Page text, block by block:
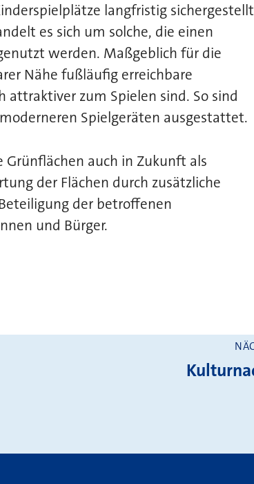
langfristig sichergestellt
es sich um solche, die einen
werden. Maßgeblich für die
Nähe fußläufig erreichbare
zum Spielen sind. So sind
Spielgeräten ausgestattet.
Grünflächen auch in Zukunft als
der Flächen durch zusätzliche
der betroffenen
und Bürger.